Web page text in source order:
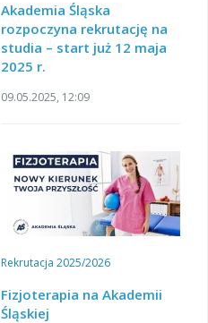
Akademia Śląska
rozpoczyna rekrutację na
studia – start już 12 maja
2025 r.
09.05.2025, 12:09
Rekrutacja 2025/2026
Fizjoterapia na Akademii
Śląskiej